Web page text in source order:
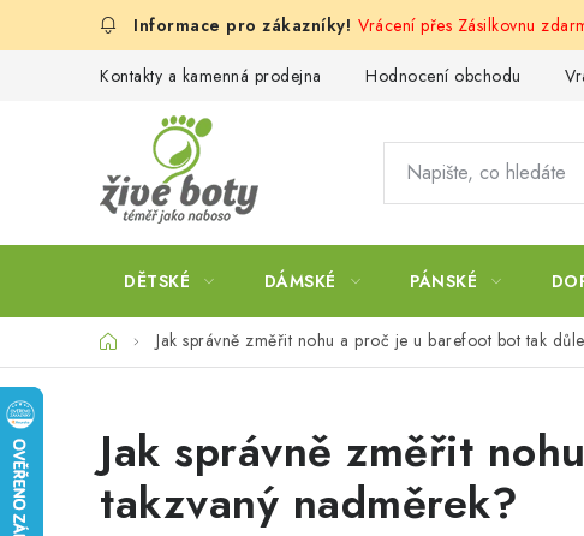
Vrácení přes Zásilkovnu
Kontakty a kamenná prodejna Hodnocení obchodu
DĚTSKÉ DÁMSKÉ PÁNSKÉ
DomůJak správně změřit nohu a proč je u barefoot bot tak
Jak správně změřit
takzvaný nadměrek?